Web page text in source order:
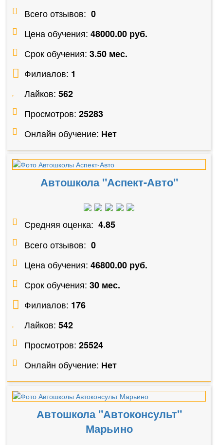
Всего отзывов: 0
Цена обучения: 48000.00 руб.
Срок обучения: 3.50 мес.
Филиалов: 1
Лайков: 562
Просмотров: 25283
Онлайн обучение: Нет
Автошкола "Аспект-Авто"
Средняя оценка: 4.85
Всего отзывов: 0
Цена обучения: 46800.00 руб.
Срок обучения: 30 мес.
Филиалов: 176
Лайков: 542
Просмотров: 25524
Онлайн обучение: Нет
Автошкола "Автоконсульт"
Марьино